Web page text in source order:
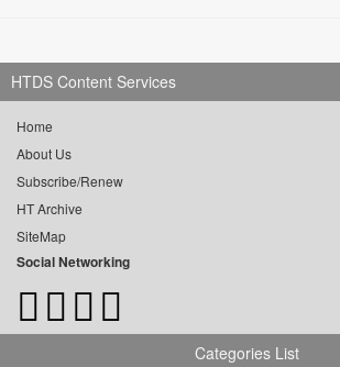
HTDS Content Services
Home
About Us
Subscribe/Renew
HT Archive
SiteMap
Social Networking
Categories List